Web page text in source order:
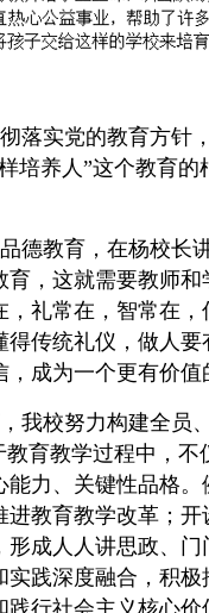
落实党的教育方针
培养人”这个教育
德教育，在杨校长
，这就需要教师
礼常在，智常在
传统礼仪，做人
成为一个更有价
我校努力构建全员
育教学过程中，
力、关键性品格
教育教学改革；
成人人讲思政、
践深度融合，积
行社会主义核心